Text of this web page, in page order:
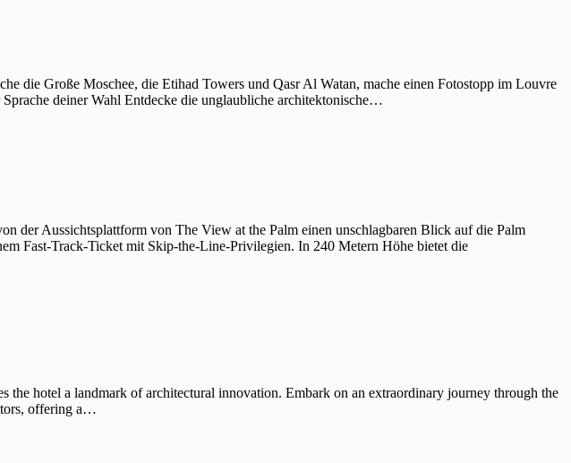
die Große Moschee, die Etihad Towers und Qasr Al Watan, mache einen Fotostopp im Louvre
deiner Wahl Entdecke die unglaubliche architektonische…
der Aussichtsplattform von The View at the Palm einen unschlagbaren Blick auf die Palm
Fast-Track-Ticket mit Skip-the-Line-Privilegien. In 240 Metern Höhe bietet die
hotel a landmark of architectural innovation. Embark on an extraordinary journey through the
offering a…